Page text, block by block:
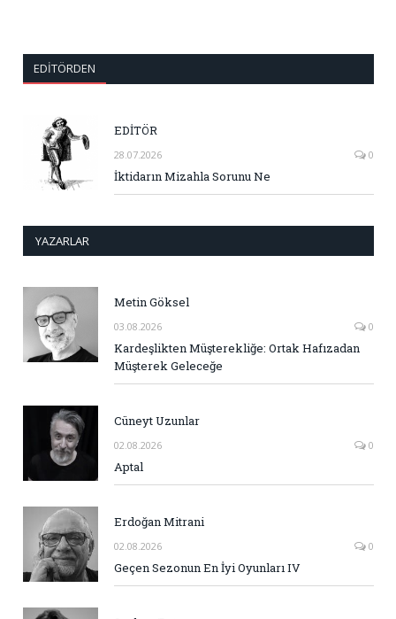
EDITÖRDEN
EDİTÖR
28.07.2026 0
İktidarın Mizahla Sorunu Ne
YAZARLAR
Metin Göksel
03.08.2026 0
Kardeşlikten Müşterekliğe: Ortak Hafızadan
Müşterek Geleceğe
Cüneyt Uzunlar
02.08.2026 0
Aptal
Erdoğan Mitrani
02.08.2026 0
Geçen Sezonun En İyi Oyunları IV